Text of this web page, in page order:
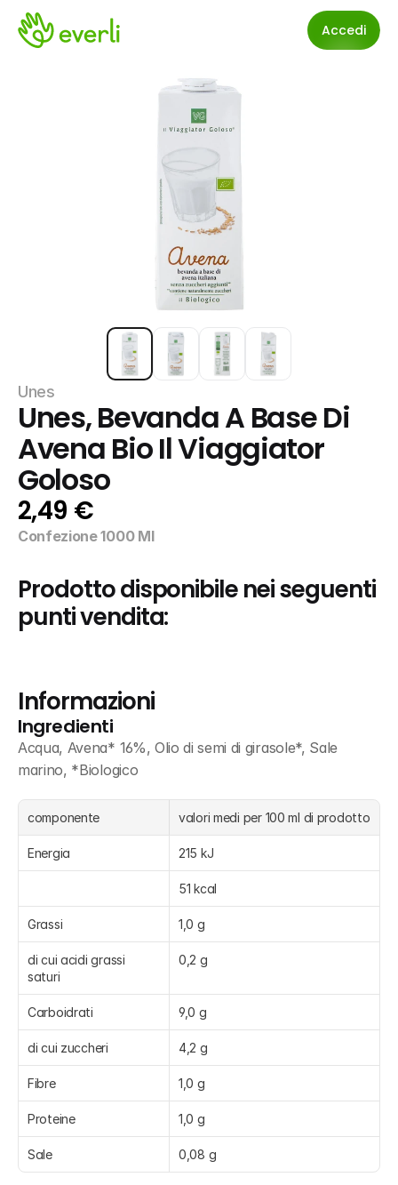
Accedi
Unes
Unes, Bevanda A Base Di
Avena Bio Il Viaggiator
Goloso
2,49 €
Confezione 1000 Ml
Prodotto disponibile nei seguenti
punti vendita:
Informazioni
Ingredienti
Acqua, Avena* 16%, Olio di semi di girasole*, Sale
marino, *Biologico
componente valori medi per 100 ml di prodotto
Energia 215 kJ
51 kcal
Grassi 1,0 g
di cui acidi grassi
saturi
0,2 g
Carboidrati 9,0 g
di cui zuccheri 4,2 g
Fibre 1,0 g
Proteine 1,0 g
Sale 0,08 g